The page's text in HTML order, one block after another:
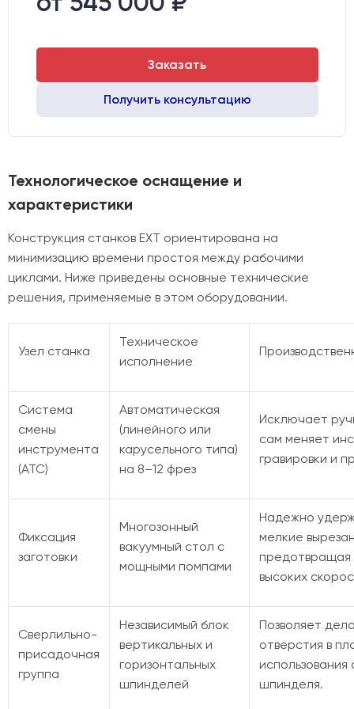
Двигатели:
Заказать
Получить консультацию
Технологическое оснащение и
характеристики
Конструкция станков EXT ориентирована на
минимизацию времени простоя между рабочими
циклами. Ниже приведены основные технические
решения, применяемые в этом оборудовании.
Узел станка
Техническое
исполнение
Система
смены
инструмента
(ATC)
Автоматическая
(линейного или
карусельного типа)
на 8–12 фрез
Исключает
сам меняет
гравировки и
Фиксация
заготовки
Многозонный
вакуумный стол с
мощными помпами
Надежно
мелкие
предотвращая
высоких
Сверлильно-
присадочная
группа
Независимый блок
вертикальных и
горизонтальных
шпинделей
Позволяет
отверстия в
использования
шпинделя.